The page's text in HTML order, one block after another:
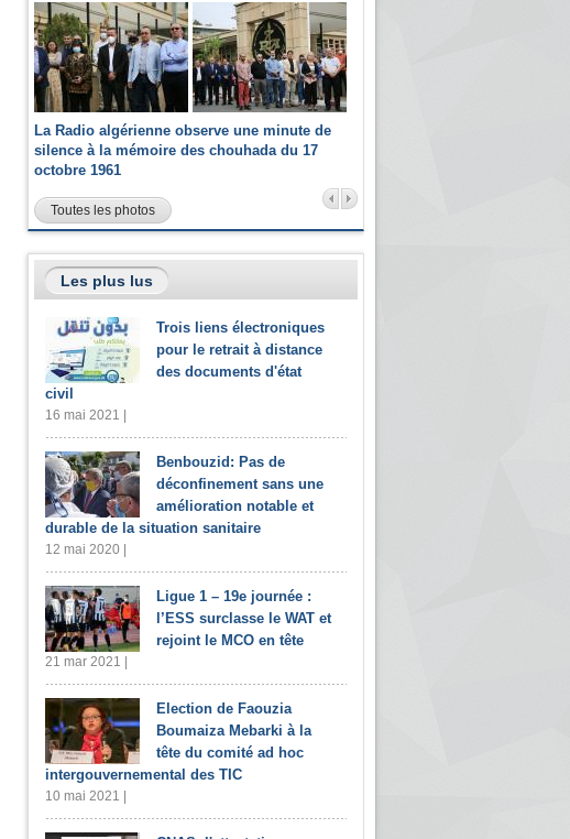
La Radio algérienne observe une minute de
silence à la mémoire des chouhada du 17
octobre 1961
Toutes les photos
Les plus lus
Trois liens électroniques
pour le retrait à distance
des documents d'état
civil
16 mai 2021 |
Benbouzid: Pas de
déconfinement sans une
amélioration notable et
durable de la situation sanitaire
12 mai 2020 |
Ligue 1 – 19e journée :
l’ESS surclasse le WAT et
rejoint le MCO en tête
21 mar 2021 |
Election de Faouzia
Boumaiza Mebarki à la
tête du comité ad hoc
intergouvernemental des TIC
10 mai 2021 |